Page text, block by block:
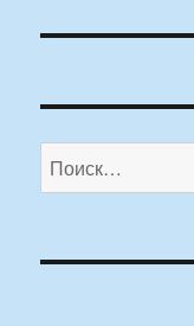
Искать: